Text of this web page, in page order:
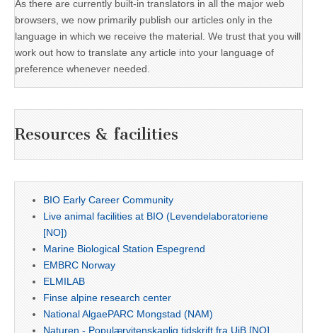
As there are currently built-in translators in all the major web
browsers, we now primarily publish our articles only in the
language in which we receive the material. We trust that you will
work out how to translate any article into your language of
preference whenever needed.
Resources & facilities
BIO Early Career Community
Live animal facilities at BIO (Levendelaboratoriene
[NO])
Marine Biological Station Espegrend
EMBRC Norway
ELMILAB
Finse alpine research center
National AlgaePARC Mongstad (NAM)
Naturen - Populærvitenskaplig tidskrift fra UiB [NO]